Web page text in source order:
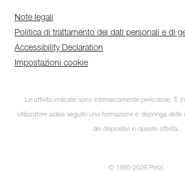
Note legali
Politica di trattamento dei dati personali e di
Accessibility Declaration
Impostazioni cookie
Le attività indicate sono intrinsecamente pericolose. È
utilizzatore abbia seguito una formazione e disponga delle
dei dispositivi in queste attività.
© 1995-2026 Petzl